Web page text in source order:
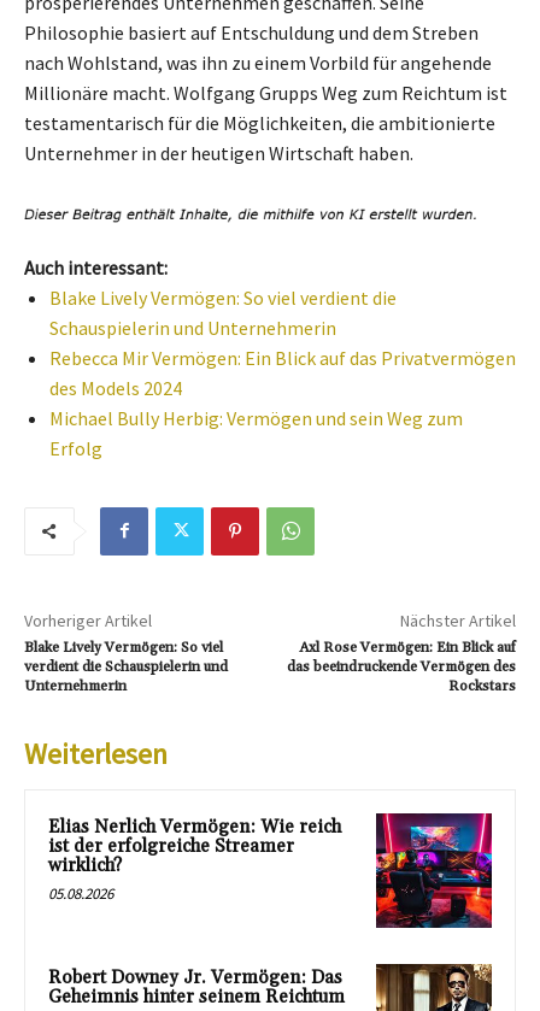
Philosophie basiert auf Entschuldung und dem Streben
nach Wohlstand, was ihn zu einem Vorbild für angehende
Millionäre macht. Wolfgang Grupps Weg zum Reichtum ist
testamentarisch für die Möglichkeiten, die ambitionierte
Unternehmer in der heutigen Wirtschaft haben.
Auch interessant:
Blake Lively Vermögen: So viel verdient die
Schauspielerin und Unternehmerin
Rebecca Mir Vermögen: Ein Blick auf das Privatvermögen
des Models 2024
Michael Bully Herbig: Vermögen und sein Weg zum
Erfolg
Vorheriger Artikel
Blake Lively Vermögen: So viel
verdient die Schauspielerin und
Unternehmerin
Nächster Artikel
Axl Rose Vermögen: Ein Blick auf
das beeindruckende Vermögen des
Rockstars
Weiterlesen
Elias Nerlich Vermögen: Wie reich
ist der erfolgreiche Streamer
wirklich?
05.08.2026
Robert Downey Jr. Vermögen: Das
Geheimnis hinter seinem Reichtum